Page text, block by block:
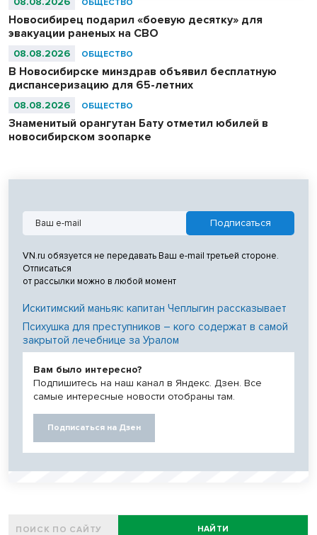
ОБЩЕСТВО
Новосибирец подарил «боевую десятку» для
эвакуации раненых на СВО
08.08.2026 ОБЩЕСТВО
В Новосибирске минздрав объявил бесплатную
диспансеризацию для 65-летних
08.08.2026 ОБЩЕСТВО
Знаменитый орангутан Бату отметил юбилей в
новосибирском зоопарке
VN.ru обязуется не передавать Ваш e-mail третьей стороне.
Отписаться
от рассылки можно в любой момент
Искитимский маньяк: капитан Чеплыгин рассказывает
Психушка для преступников – кого содержат в самой
закрытой лечебнице за Уралом
Вам было интересно?
Подпишитесь на наш канал в Яндекс. Дзен. Все
самые интересные новости отобраны там.
Подписаться на Дзен
НАЙТИ